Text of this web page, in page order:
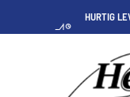
HURTIG